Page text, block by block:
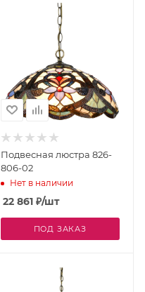
Подвесная люстра 826-
806-02
Нет в наличии
22 861₽/шт
ПОД ЗАКАЗ